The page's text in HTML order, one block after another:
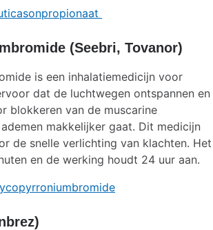
(Seebri, Tovanor)
is een inhalatiemedicijn voor
dat de luchtwegen ontspannen en
blokkeren van de muscarine
makkelijker gaat. Dit medicijn
de snelle verlichting van klachten. Het
en de werking houdt 24 uur aan.